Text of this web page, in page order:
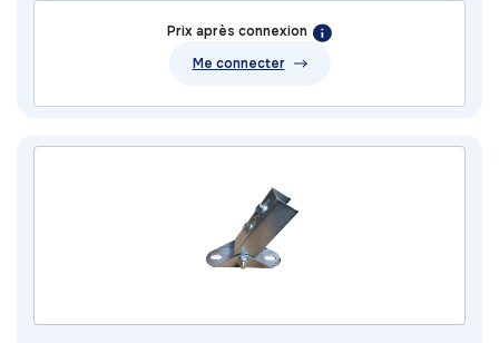
Prix après connexion
Me connecter